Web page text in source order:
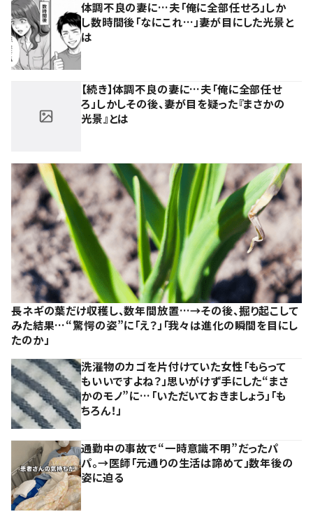
体調不良の妻に…夫「俺に全部任せろ」しか
し数時間後「なにこれ…」妻が目にした光景と
は
【続き】体調不良の妻に…夫「俺に全部任せ
ろ」しかしその後、妻が目を疑った『まさかの
光景』とは
長ネギの葉だけ収穫し、数年間放置…→その後、掘り起こして
みた結果…“驚愕の姿”に「え？」「我々は進化の瞬間を目にし
たのか」
洗濯物のカゴを片付けていた女性「もらって
もいいですよね？」思いがけず手にした“まさ
かのモノ”に…「いただいておきましょう」「も
ちろん！」
通勤中の事故で“一時意識不明”だったパ
パ。→医師「元通りの生活は諦めて」数年後の
姿に迫る